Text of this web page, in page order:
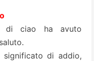
di ciao ha avuto
di addio,